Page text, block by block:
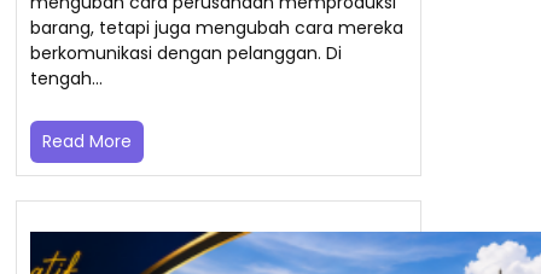
barang, tetapi juga mengubah cara mereka
berkomunikasi dengan pelanggan. Di
tengah…
Read More